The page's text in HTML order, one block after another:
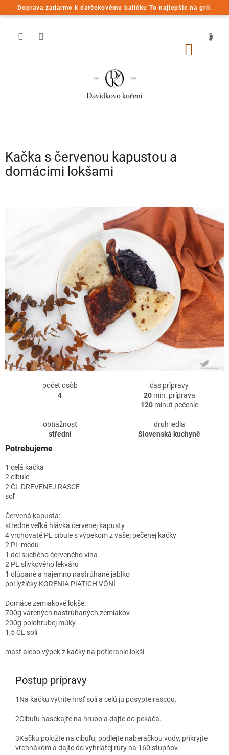
Doprava zadarmo k darčekovému balíčku To najlepšie na gril.
Prejsť
na
Kačka s červenou kapustou a
domácimi lokšami
počet osôb
4
čas prípravy
20min. príprava
120minut pečenie
obtiažnosť
střední
druh jedla
Slovenská kuchyně
Potrebujeme
1 celá kačka
2 cibule
2 ČL DREVENEJ RASCE
soľ
Červená kapusta:
stredne veľká hlávka červenej kapusty
4 vrchovaté PL cibule s výpekom z vašej pečenej kačky
2 PL medu
1 dcl suchého červeného vína
2 PL slivkového lekváru
1 olúpané a najemno nastrúhané jablko
pol lyžičky KORENIA PIATICH VÔNÍ
Domáce zemiakové lokše:
700g varených nastrúhaných zemiakov
200g polohrubej múky
1,5 ČL soli
masť alebo výpek z kačky na potieranie lokší
Postup prípravy
1 Na kačku vytrite hrsť soli a celú ju posypte rascou.
2Cibuľu nasekajte na hrubo a dajte do pekáča.
3Kačku položte na cibuľu, podlejte naberačkou vody, prikryjte
vrchnákom a dajte do vyhriatej rúry na 160 stupňov.